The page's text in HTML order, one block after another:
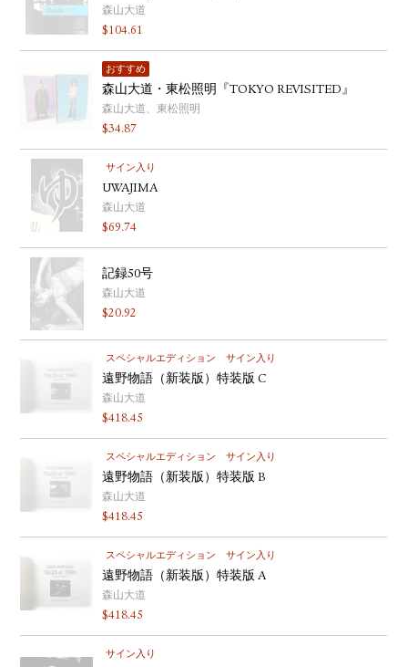
森山大道
$104.61
おすすめ
森山大道・東松照明『TOKYO REVISITED』
森山大道、東松照明
$34.87
サイン入り
UWAJIMA
森山大道
$69.74
記録50号
森山大道
$20.92
スペシャルエディション サイン入り
遠野物語（新装版）特装版 C
森山大道
$418.45
スペシャルエディション サイン入り
遠野物語（新装版）特装版 B
森山大道
$418.45
スペシャルエディション サイン入り
遠野物語（新装版）特装版 A
森山大道
$418.45
サイン入り